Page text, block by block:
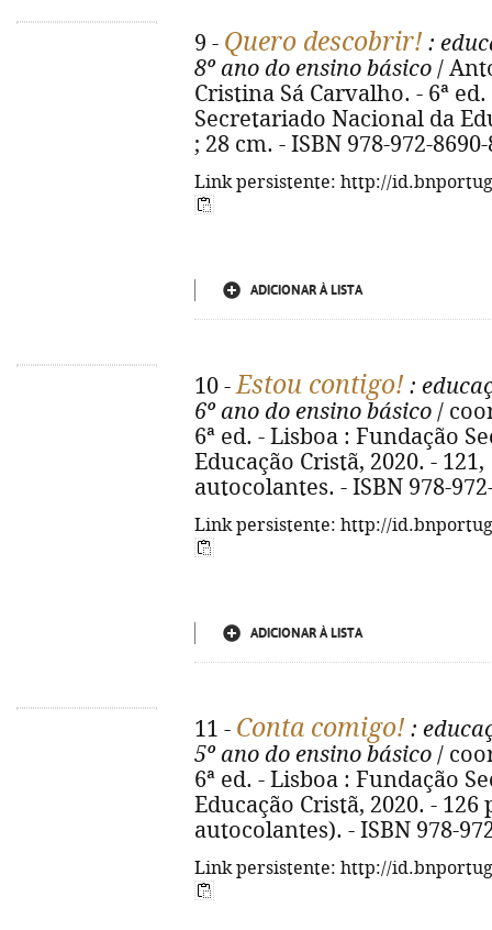
9 - Quero descobrir! :
8º ano do ensino básico /
Cristina Sá Carvalho. - 6ª
Secretariado Nacional da
; 28 cm. - ISBN 978-972-
Link persistente: http://
ADICIONAR À LISTA
10 -Estou contigo! :
6º ano do ensino básico /
6ª ed. - Lisboa : Fundação
Educação Cristã, 2020. -
autocolantes. - ISBN 978-
Link persistente: http://
ADICIONAR À LISTA
11 - Conta comigo! :
5º ano do ensino básico /
6ª ed. - Lisboa : Fundação
Educação Cristã, 2020. -
autocolantes). - ISBN 978-
Link persistente: http://